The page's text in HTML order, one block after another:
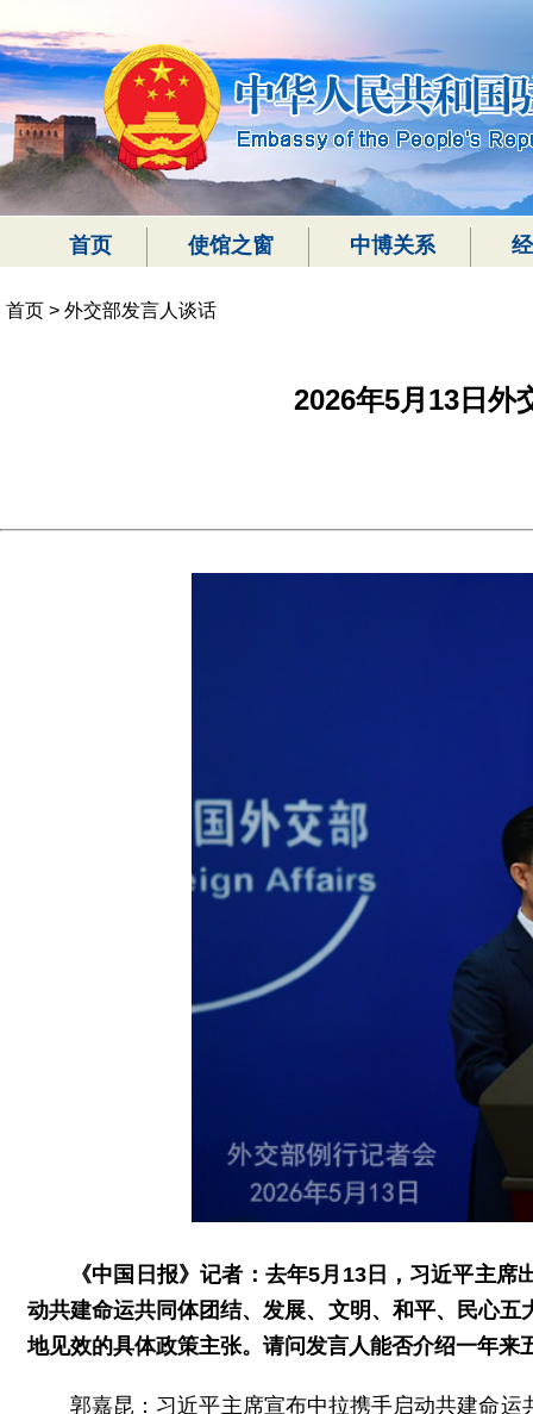
首页 使馆之窗 中博关系
首页 > 外交部发言人谈话
2026年5月13日外
《中国日报》记者：去年5月13日，习近平主
动共建命运共同体团结、发展、文明、和平、民心
地见效的具体政策主张。请问发言人能否介绍一年来
郭嘉昆：习近平主席宣布中拉携手启动共建命